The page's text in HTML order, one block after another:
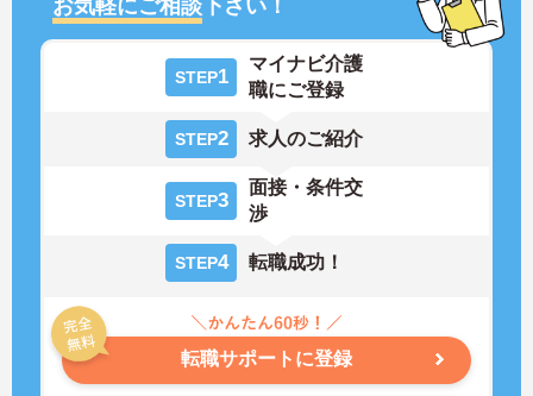
お気軽にご相談下さい！
STEP1
マイナビ介護
職にご登録
STEP2 求人のご紹介
STEP3
面接・条件交
渉
STEP4 転職成功！
転職サポートに登録